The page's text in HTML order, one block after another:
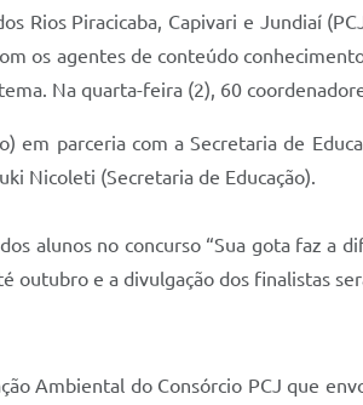
Rios Piracicaba, Capivari e Jundiaí
os agentes de conteúdo
Na quarta-feira (2), 60
parceria com a Secretaria de
Nicoleti (Secretaria de Educação).
alunos no concurso “Sua gota faz a
outubro e a divulgação dos finalistas
Ambiental do Consórcio PCJ que